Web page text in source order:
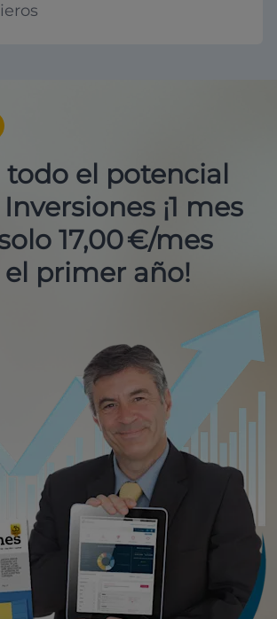
el potencial
¡1 mes
17,00 €/mes
primer año!